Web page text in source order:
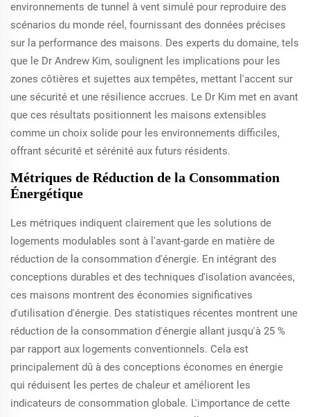
environnements de tunnel à vent simulé pour reproduire des
scénarios du monde réel, fournissant des données précises
sur la performance des maisons. Des experts du domaine, tels
que le Dr Andrew Kim, soulignent les implications pour les
zones côtières et sujettes aux tempêtes, mettant l'accent sur
une sécurité et une résilience accrues. Le Dr Kim met en avant
que ces résultats positionnent les maisons extensibles
comme un choix solide pour les environnements difficiles,
offrant sécurité et sérénité aux futurs résidents.
Métriques de Réduction de la Consommation
Énergétique
Les métriques indiquent clairement que les solutions de
logements modulables sont à l'avant-garde en matière de
réduction de la consommation d'énergie. En intégrant des
conceptions durables et des techniques d'isolation avancées,
ces maisons montrent des économies significatives
d'utilisation d'énergie. Des statistiques récentes montrent une
réduction de la consommation d'énergie allant jusqu'à 25 %
par rapport aux logements conventionnels. Cela est
principalement dû à des conceptions économes en énergie
qui réduisent les pertes de chaleur et améliorent les
indicateurs de consommation globale. L'importance de cette